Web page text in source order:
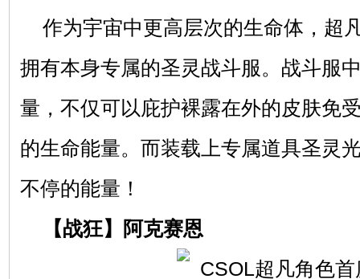
作为宇宙中更高层次的生命体，超
拥有本身专属的圣灵战斗服。战斗服
量，不仅可以庇护裸露在外的皮肤免
的生命能量。而装载上专属道具圣灵
不停的能量！
【战狂】阿克赛恩